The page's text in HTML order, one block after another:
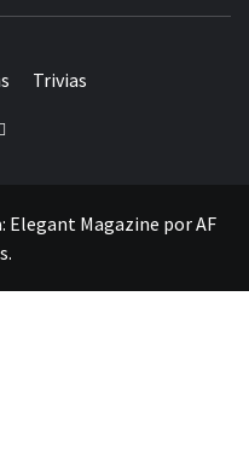
Trivias
Elegant Magazine porAF
.